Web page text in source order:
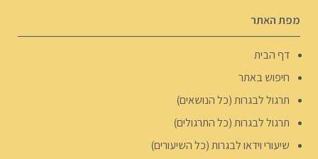
מפת האתר
דף הבית
חיפוש באתר
תרגול לבגרות (כל הנושאים)
תרגול לבגרות (כל התרגולים)
שיעורי וידאו לבגרות (כל השיעורים)